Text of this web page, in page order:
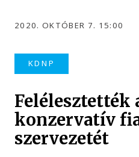
2020. OKTÓBER 7. 15:00
KDNP
Felélesztették
konzervatív
szervezetét